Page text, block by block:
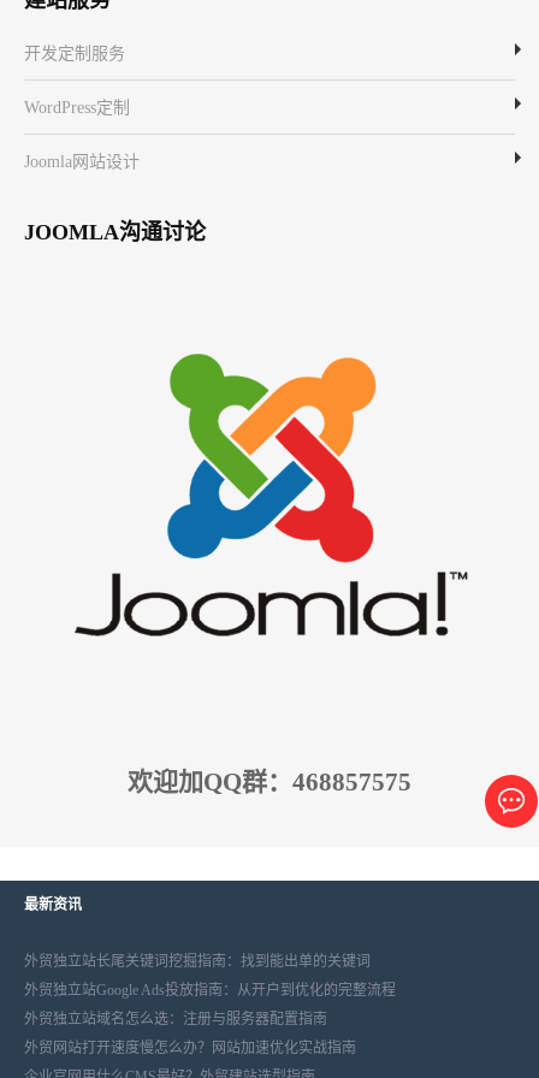
开发定制服务
WordPress定制
Joomla网站设计
JOOMLA沟通讨论
欢迎加QQ群：468857575
最新资讯
外贸独立站长尾关键词挖掘指南：找到能出单的关键词
外贸独立站Google Ads投放指南：从开户到优化的完整流程
外贸独立站域名怎么选：注册与服务器配置指南
外贸网站打开速度慢怎么办？网站加速优化实战指南